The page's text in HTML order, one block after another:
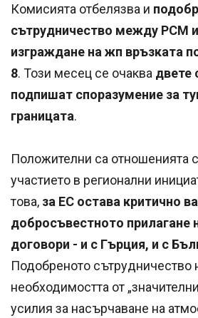
Комисията отбелязва и
сътрудничество между РСМ
изграждане на жп връзката
8. Този месец се очаква двете
подпишат споразумение за
границата.
Положителни са отношенията
участието в регионални
това, за ЕС остава критично
добросъвестното прилагане
договори - и с Гърция, и с
Подобреното сътрудничество
необходимостта от
усилия за насърчаване на